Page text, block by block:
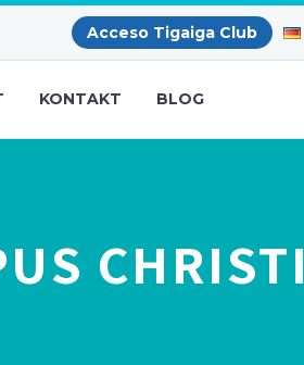
Acceso Tigaiga Club
KONTAKT BLOG
CHRISTI